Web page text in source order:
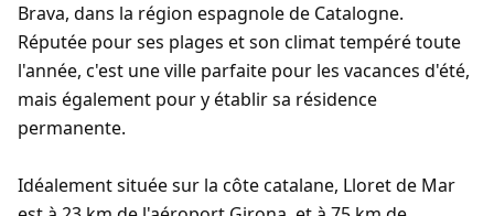
Brava, dans la région espagnole de Catalogne.
Réputée pour ses plages et son climat tempéré toute
l'année, c'est une ville parfaite pour les vacances d'été,
mais également pour y établir sa résidence
permanente.
Idéalement située sur la côte catalane, Lloret de Mar